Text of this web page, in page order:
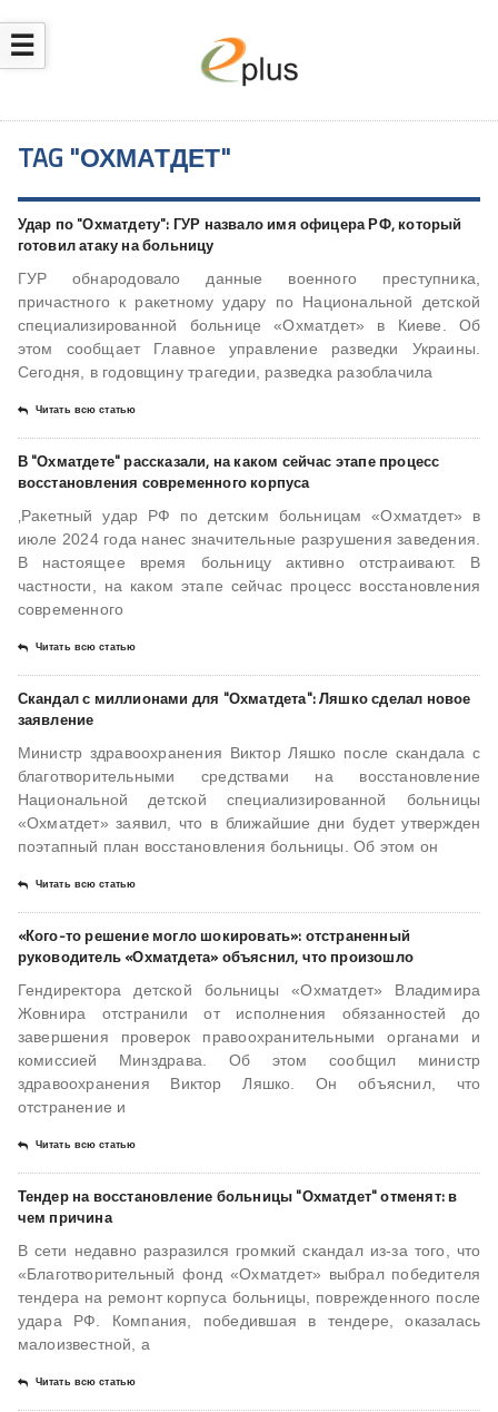
☰
TAG "ОХМАТДЕТ"
Удар по "Охматдету": ГУР назвало имя офицера РФ, который
готовил атаку на больницу
ГУР обнародовало данные военного преступника,
причастного к ракетному удару по Национальной детской
специализированной больнице «Охматдет» в Киеве. Об
этом сообщает Главное управление разведки Украины.
Сегодня, в годовщину трагедии, разведка разоблачила
Читать всю статью
В "Охматдете" рассказали, на каком сейчас этапе процесс
восстановления современного корпуса
‚Ракетный удар РФ по детским больницам «Охматдет» в
июле 2024 года нанес значительные разрушения заведения.
В настоящее время больницу активно отстраивают. В
частности, на каком этапе сейчас процесс восстановления
современного
Читать всю статью
Скандал с миллионами для "Охматдета": Ляшко сделал новое
заявление
Министр здравоохранения Виктор Ляшко после скандала с
благотворительными средствами на восстановление
Национальной детской специализированной больницы
«Охматдет» заявил, что в ближайшие дни будет утвержден
поэтапный план восстановления больницы. Об этом он
Читать всю статью
«Кого-то решение могло шокировать»: отстраненный
руководитель «Охматдета» объяснил, что произошло
Гендиректора детской больницы «Охматдет» Владимира
Жовнира отстранили от исполнения обязанностей до
завершения проверок правоохранительными органами и
комиссией Минздрава. Об этом сообщил министр
здравоохранения Виктор Ляшко. Он объяснил, что
отстранение и
Читать всю статью
Тендер на восстановление больницы "Охматдет" отменят: в
чем причина
В сети недавно разразился громкий скандал из-за того, что
«Благотворительный фонд «Охматдет» выбрал победителя
тендера на ремонт корпуса больницы, поврежденного после
удара РФ. Компания, победившая в тендере, оказалась
малоизвестной, а
Читать всю статью